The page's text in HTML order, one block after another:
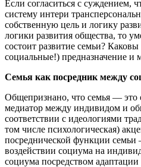
Если согласиться с суждением,
систему интери
собственную цель и логику
логики развития общества, то
состоит развитие семьи?
социальные!) предназначение и
Семья как посредник между
Общепризнано, что семья — это
медиатор между индивидом и
соответствии с идеологиями
том числе психологическая)
посреднической функции семьи
воздействии социума на
социума посредством